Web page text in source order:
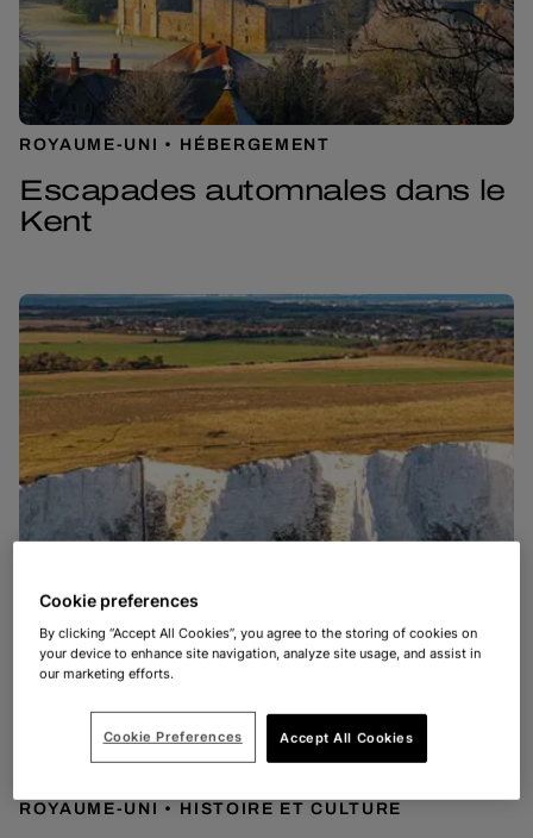
ROYAUME-UNI HÉBERGEMENT
Escapades automnales dans le
Kent
ROYAUME-UNI HISTOIRE ET CULTURE
Cookie preferences
By clicking “Accept All Cookies”, you agree to the storing of cookies on
your device to enhance site navigation, analyze site usage, and assist in
our marketing efforts.
Accept All Cookies
Cookie Preferences